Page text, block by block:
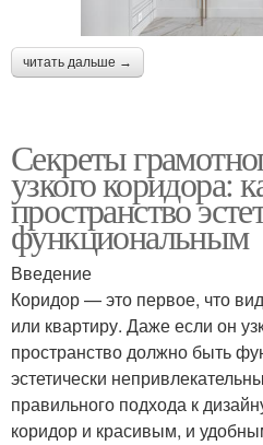
читать дальше →
Секреты
узкого коридора:
пространство
функциональным
Введение
Коридор — это первое, что
или квартиру. Даже если он
пространство должно быть
эстетически
правильного подхода к
коридор и красивым, и